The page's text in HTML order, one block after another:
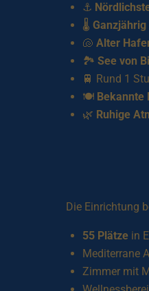
⚓
🌡️
🐚 Alter
🏞️ See von
🚆 Rund 1
🍽️ Bekannte
🌿 Ruhige
Die Einrichtung
55 Plätze in
Mediterrane
Zimmer mit